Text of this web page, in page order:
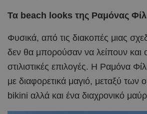
Τα beach looks της Ραμόνας
Φυσικά, από τις διακοπές μιας
δεν θα μπορούσαν να λείπουν και
στιλιστικές επιλογές. Η Ραμόνα
με διαφορετικά μαγιό, μεταξύ των
bikini αλλά και ένα διαχρονικό